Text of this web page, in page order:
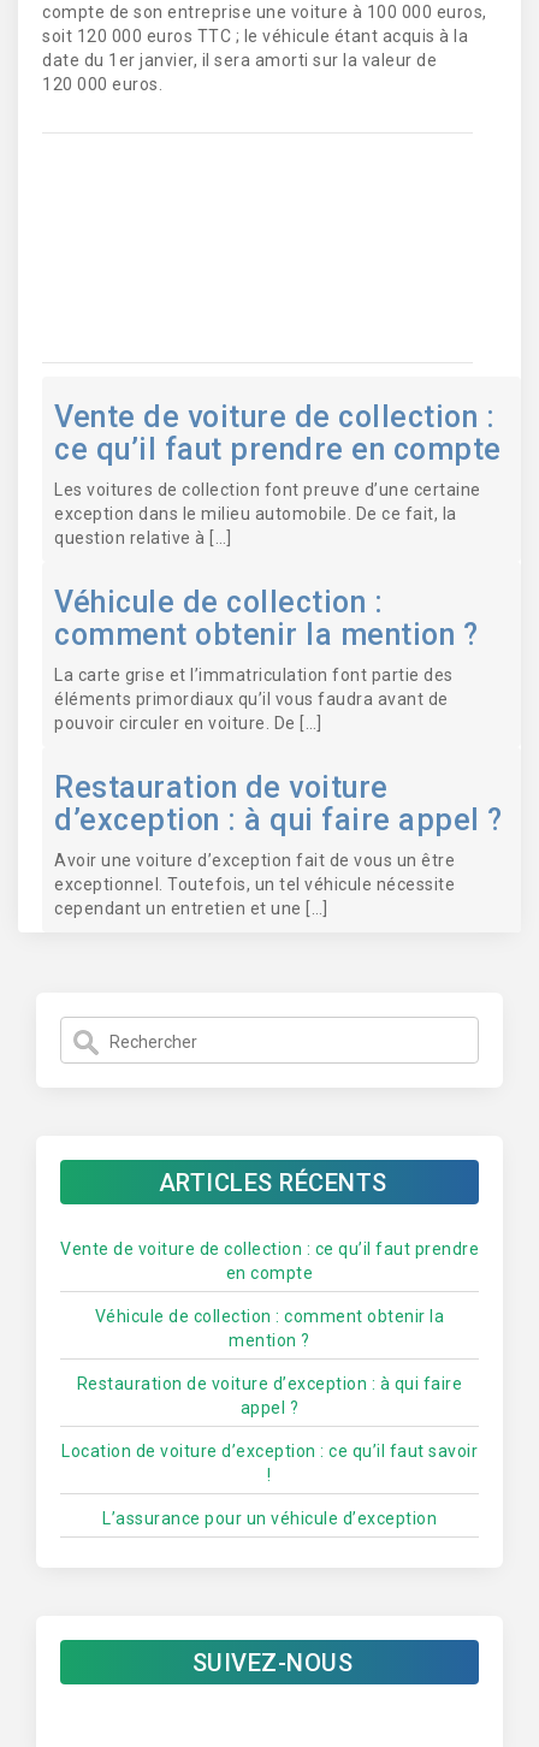
compte de son entreprise une voiture à 100 000 euros,
soit 120 000 euros TTC ; le véhicule étant acquis à la
date du 1er janvier, il sera amorti sur la valeur de
120 000 euros.
Vente de voiture de collection :
ce qu’il faut prendre en compte
Les voitures de collection font preuve d’une certaine
exception dans le milieu automobile. De ce fait, la
question relative à […]
Véhicule de collection :
comment obtenir la mention ?
La carte grise et l’immatriculation font partie des
éléments primordiaux qu’il vous faudra avant de
pouvoir circuler en voiture. De […]
Restauration de voiture
d’exception : à qui faire appel ?
Avoir une voiture d’exception fait de vous un être
exceptionnel. Toutefois, un tel véhicule nécessite
cependant un entretien et une […]
ARTICLES RÉCENTS
Vente de voiture de collection : ce qu’il faut prendre
en compte
Véhicule de collection : comment obtenir la
mention ?
Restauration de voiture d’exception : à qui faire
appel ?
Location de voiture d’exception : ce qu’il faut savoir
!
L’assurance pour un véhicule d’exception
SUIVEZ-NOUS